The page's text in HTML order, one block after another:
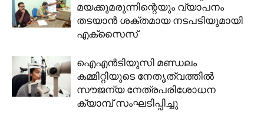
മയക്കുമരുന്നിന്റെയും വ്യാപനം
തടയാൻ ശക്തമായ നടപടിയുമായി
എക്സൈസ്
ഐഎൻടിയുസി മണ്ഡലം
കമ്മിറ്റിയുടെ നേതൃത്വത്തിൽ
സൗജന്യ നേത്രപരിശോധന
ക്യാമ്പ് സംഘടിപ്പിച്ചു